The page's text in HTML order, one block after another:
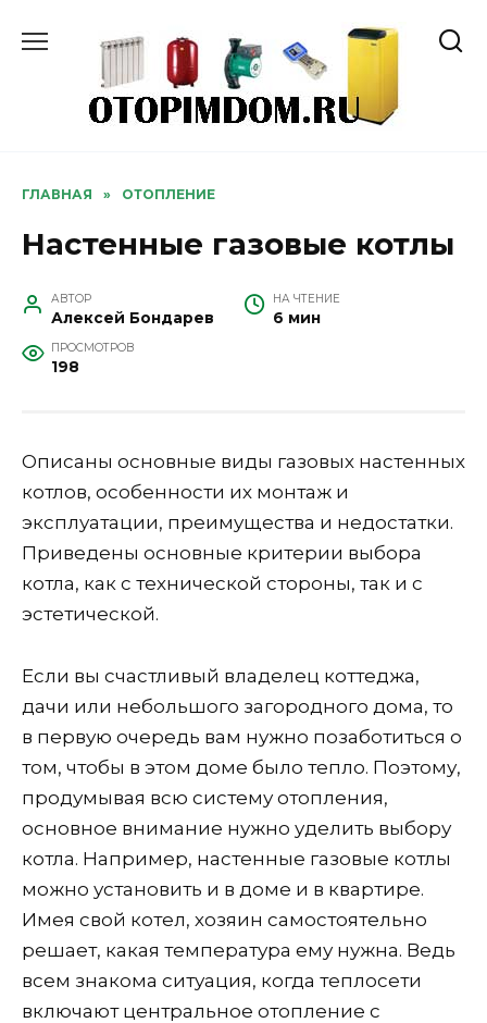
ГЛАВНАЯ » ОТОПЛЕНИЕ
Настенные газовые котлы
АВТОР
Алексей Бондарев
НА ЧТЕНИЕ
6 мин
ПРОСМОТРОВ
198
Описаны основные виды газовых настенных
котлов, особенности их монтаж и
эксплуатации, преимущества и недостатки.
Приведены основные критерии выбора
котла, как с технической стороны, так и с
эстетической.
Если вы счастливый владелец коттеджа,
дачи или небольшого загородного дома, то
в первую очередь вам нужно позаботиться о
том, чтобы в этом доме было тепло. Поэтому,
продумывая всю систему отопления,
основное внимание нужно уделить выбору
котла. Например, настенные газовые котлы
можно установить и в доме и в квартире.
Имея свой котел, хозяин самостоятельно
решает, какая температура ему нужна. Ведь
всем знакома ситуация, когда теплосети
включают центральное отопление с